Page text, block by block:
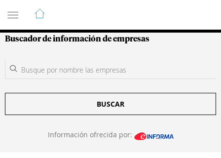
Guía de Empresas Colombianas
Buscador de información de empresas
BUSCAR
Información ofrecida por: